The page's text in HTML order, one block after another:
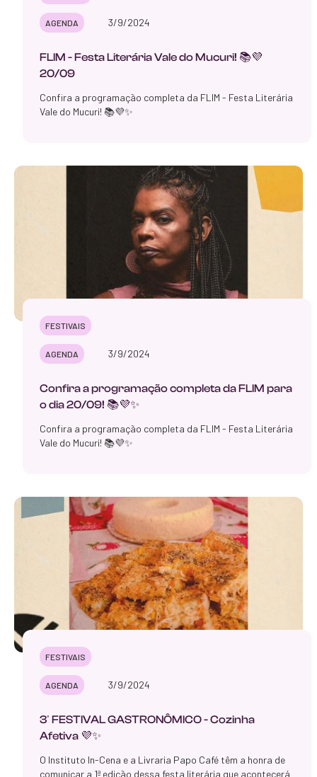
AGENDA 3/9/2024
FLIM - Festa Literária Vale do Mucuri! 📚💜
20/09
Confira a programação completa da FLIM - Festa Literária
Vale do Mucuri! 📚💜✨
FESTIVAIS
AGENDA 3/9/2024
‍Confira a programação completa da FLIM para
o dia 20/09! 📚💜✨
Confira a programação completa da FLIM - Festa Literária
Vale do Mucuri! 📚💜✨
FESTIVAIS
AGENDA 3/9/2024
3º FESTIVAL GASTRONÔMICO - Cozinha
Afetiva 💜✨
O Instituto In-Cena e a Livraria Papo Café têm a honra de
comunicar a 1ª edição dessa festa literária que acontecerá